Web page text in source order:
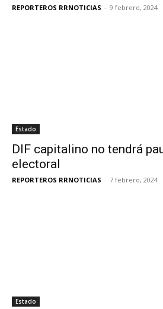
REPORTEROS RRNOTICIAS - 9 febrero, 2024
Estado
DIF capitalino no tendrá
electoral
REPORTEROS RRNOTICIAS - 7 febrero, 2024
Estado